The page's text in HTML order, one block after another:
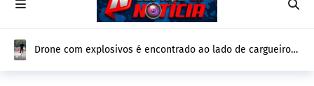
Drone com explosivos é encontrado ao lado de cargueiro
Europa